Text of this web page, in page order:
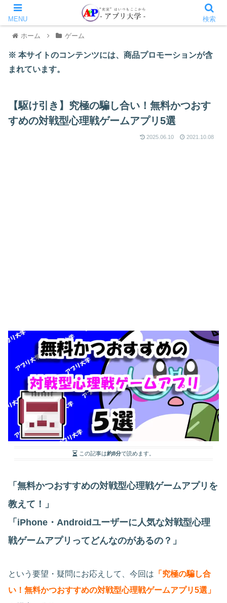
ホーム ゲーム
※ 本サイトのコンテンツには、商品プロモーションが含
まれています。
【駆け引き】究極の騙し合い！無料かつおす
すめの対戦型心理戦ゲームアプリ5選
2025.06.10 2021.10.08
この記事は約8分で読めます。
「無料かつおすすめの対戦型心理戦ゲームアプリを
教えて！」
「iPhone・Androidユーザーに人気な対戦型心理
戦ゲームアプリってどんなのがあるの？」
という要望・疑問にお応えして、今回は 「究極の騙し合
い！無料かつおすすめの対戦型心理戦ゲームアプリ5選」
MENU 検索